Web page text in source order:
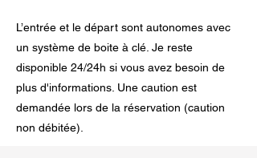
L’entrée et le départ sont autonomes avec
un système de boite à clé. Je reste
disponible 24/24h si vous avez besoin de
plus d'informations. Une caution est
demandée lors de la réservation (caution
non débitée).